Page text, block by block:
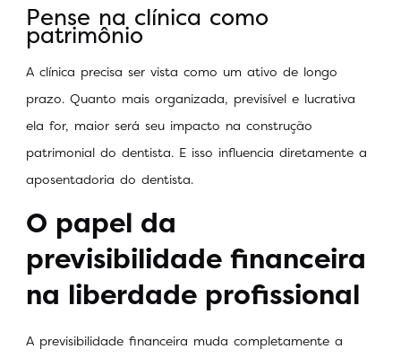
Pense na clínica como
patrimônio
A clínica precisa ser vista como um ativo de longo
prazo. Quanto mais organizada, previsível e lucrativa
ela for, maior será seu impacto na construção
patrimonial do dentista. E isso influencia diretamente a
aposentadoria do dentista.
O papel da
previsibilidade financeira
na liberdade profissional
A previsibilidade financeira muda completamente a